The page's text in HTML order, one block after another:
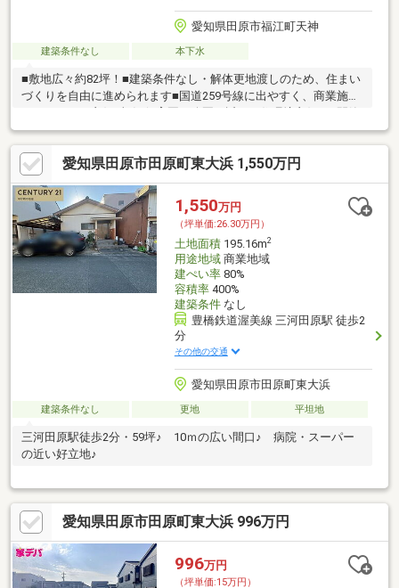
愛知県田原市福江町天神
建築条件なし 本下水
■敷地広々約82坪！■建築条件なし・解体更地渡しのため、住まい
づくりを自由に進められます■国道259号線に出やすく、商業施設
へのアクセス良好■福江保育園や公園も近く、住環境良好！■閑静
な住宅地です
愛知県田原市田原町東大浜 1,550万円
1,550万円
（坪単価:26.30万円）
土地面積195.16m2
用途地域商業地域
建ぺい率80%
容積率400%
建築条件なし
豊橋鉄道渥美線 三河田原駅 徒歩2
分
その他の交通
愛知県田原市田原町東大浜
建築条件なし 更地 平坦地
三河田原駅徒歩2分・59坪♪ 10ｍの広い間口♪ 病院・スーパー
の近い好立地♪
愛知県田原市田原町東大浜 996万円
996万円
（坪単価:15万円）